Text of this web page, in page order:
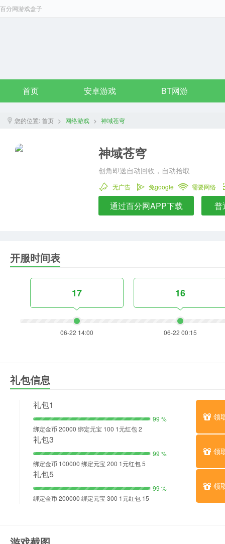
百分网游戏盒子
首页 安卓游戏 BT网游
您的位置:首页 > 网络游戏 > 神域苍穹
神域苍穹
创角即送自动回收，自动拾取
无广告 免google 需要网络
通过百分网APP下载 普
开服时间表
17
06-22 14:00
16
06-22 00:15
礼包信息
礼包1
99 %
绑定金币 20000 绑定元宝 100 1元红包 2
领
礼包3
99 %
绑定金币 100000 绑定元宝 200 1元红包 5
领
礼包5
99 %
绑定金币 200000 绑定元宝 300 1元红包 15
领